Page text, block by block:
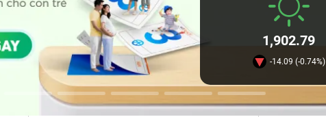
1,902.79
-14.09 (-0.74%)